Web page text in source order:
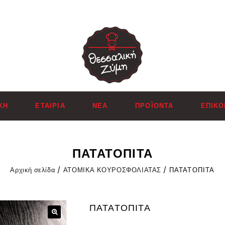
ΕΤΑΙΡΊΑ ΝΕΑ ΠΡΟΪΌΝΤΑ
ΠΑΤΑΤΟΠΙΤΑ
Αρχική σελίδα / ΑΤΟΜΙΚΑ ΚΟΥΡΟΣΦΟΛΙΑΤΑΣ / ΠΑΤΑΤΟΠΙΤΑ
ΠΑΤΑΤΟΠΙΤΑ